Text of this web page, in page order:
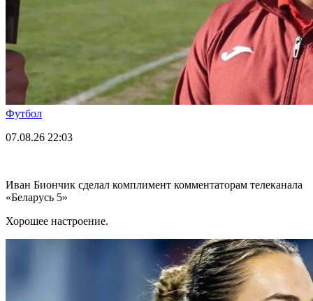
Футбол
07.08.26 22:03
Иван Биончик сделал комплимент комментаторам телеканала
«Беларусь 5»
Хорошее настроение.